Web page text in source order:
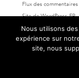
Flux des commentaires
Site de WordPress-FR
Nous utilisons
expérience sur
site, nous